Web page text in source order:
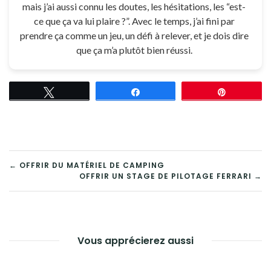
mais j’ai aussi connu les doutes, les hésitations, les “est-
ce que ça va lui plaire ?”. Avec le temps, j’ai fini par
prendre ça comme un jeu, un défi à relever, et je dois dire
que ça m’a plutôt bien réussi.
NAVIGATION
DE
← OFFRIR DU MATÉRIEL DE CAMPING
OFFRIR UN STAGE DE PILOTAGE FERRARI →
Vous apprécierez aussi